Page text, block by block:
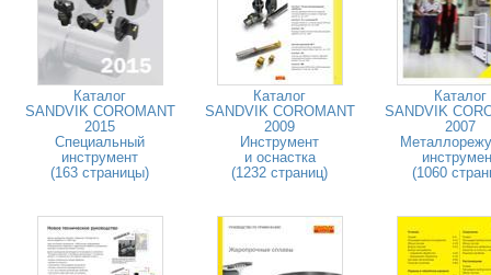
Каталог
SANDVIK COROMANT
2015
Специальный
инструмент
(163 страницы)
Каталог
SANDVIK COROMANT
2009
Инструмент
и оснастка
(1232 страниц)
Каталог
SANDVIK
2007
(1060